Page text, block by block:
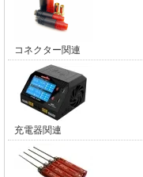
コネクター関連
充電器関連